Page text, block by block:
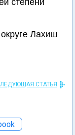
степени
Лахиш
СТАТЬЯ